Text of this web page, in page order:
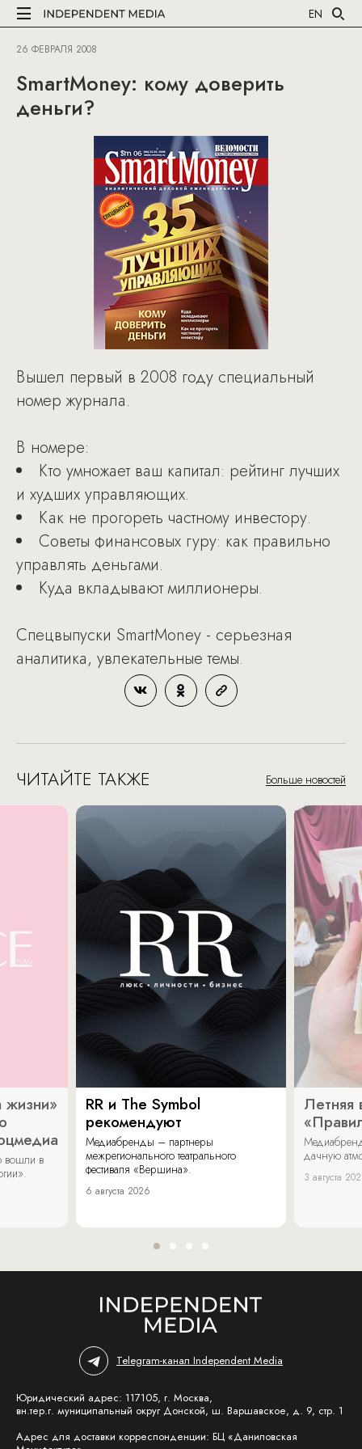
EN
26 ФЕВРАЛЯ 2008
SmartMoney: кому доверить
деньги?
Вышел первый в 2008 году специальный
номер журнала.
В номере:
Кто умножает ваш капитал: рейтинг лучших
и худших управляющих.
Как не прогореть частному инвестору.
Советы финансовых гуру: как правильно
управлять деньгами.
Куда вкладывают миллионеры.
Спецвыпуски SmartMoney - серьезная
аналитика, увлекательные темы.
ЧИТАЙТЕ ТАКЖЕ Больше новостей
жизни»
вошли в
RR и The Symbol
рекомендуют
Медиабренды – партнеры
межрегионального театрального
фестиваля «Вершина».
6 августа 2026
Летняя
дачную
3 августа
Telegram-канал Independent Media
Юридический адрес: 117105, г. Москва,
вн.тер.г. муниципальный округ Донской, ш. Варшавское, д. 9, стр. 1
Адрес для доставки корреспонденции: БЦ «Даниловская